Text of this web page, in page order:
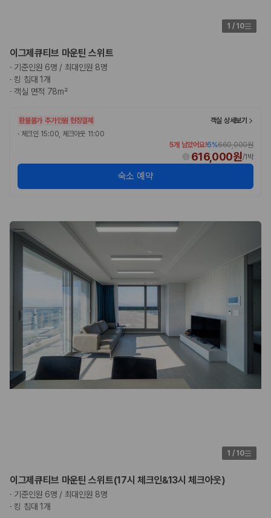
1 / 10
이그제큐티브 마운틴 스위트
· 기준인원 6명 / 최대인원 8명
·킹 침대 1개
·객실 면적 78m²
환불불가 추가인원 현장결제
객실 상세보기
· 체크인 15:00, 체크아웃 11:00
5개 남았어요!6%660,000원
616,000원/1박
숙소 예약
1 / 10
이그제큐티브 마운틴 스위트(17시 체크인&13시 체크아웃)
· 기준인원 6명 / 최대인원 8명
·킹 침대 1개